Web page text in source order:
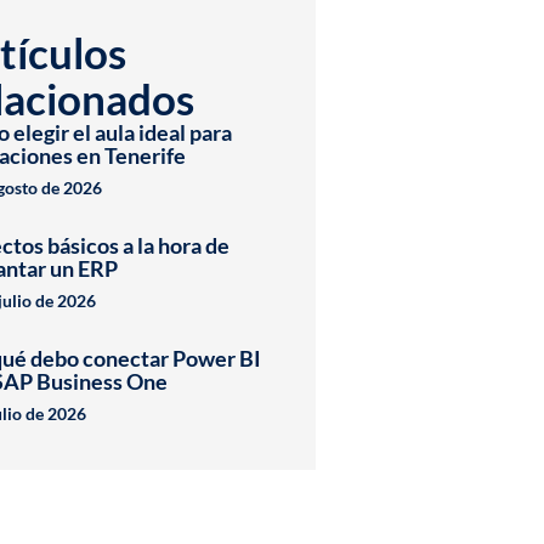
elegir el aula ideal para
en Tenerife
de 2026
básicos a la hora de
un ERP
de 2026
debo conectar Power BI
Business One
de 2026